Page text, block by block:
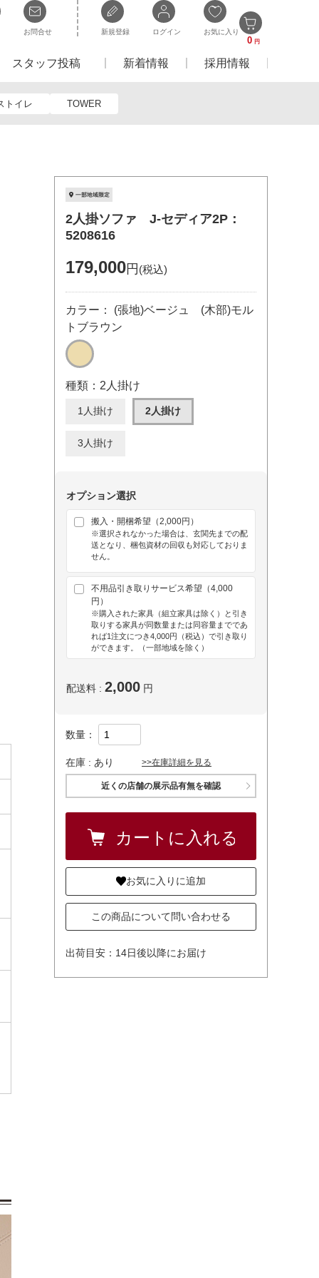
お問合せ 新規登録 ログイン お気に入り
0 円
スタッフ投稿 新着情報 採用情報
トイレ TOWER
2人掛ソファ J-セディア2P：
5208616
179,000円 (税込)
カラー： (張地)ベージュ (木部)モル
トブラウン
種類：2人掛け
1人掛け 2人掛け
3人掛け
オプション選択
搬入・開梱希望（2,000円）
※選択されなかった場合は、玄関先までの配
送となり、梱包資材の回収も対応しておりま
せん。
不用品引き取りサービス希望（4,000
円）
※購入された家具（組立家具は除く）と引き
取りする家具が同数量または同容量までであ
れば1注文につき4,000円（税込）で引き取り
ができます。（一部地域を除く）
配送料 : 2,000 円
数量：
在庫 : あり >>在庫詳細を見る
近くの店舗の展示品有無を確認
お気に入りに追加
この商品について問い合わせる
出荷目安：14日後以降にお届け